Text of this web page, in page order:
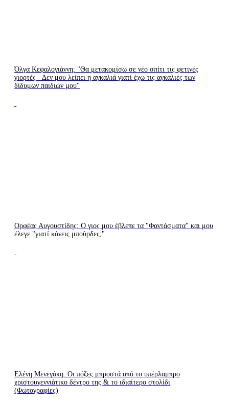
Όλγα Κεφαλογιάννη: "Θα μετακομίσω σε νέο σπίτι τις φετινές
γιορτές - Δεν μου λείπει η αγκαλιά γιατί έχω τις αγκαλιές των
δίδυμων παιδιών μου"
Ορφέας Αυγουστίδης: Ο γιος μου έβλεπε τα "Φαντάσματα" και μου
έλεγε "γιατί κάνεις μπούρδες;"
Ελένη Μενεγάκη: Οι πόζες μπροστά από το υπέρλαμπρο
χριστουγεννιάτικο δέντρο της & το ιδιαίτερο στολίδι
(Φωτογραφίες)